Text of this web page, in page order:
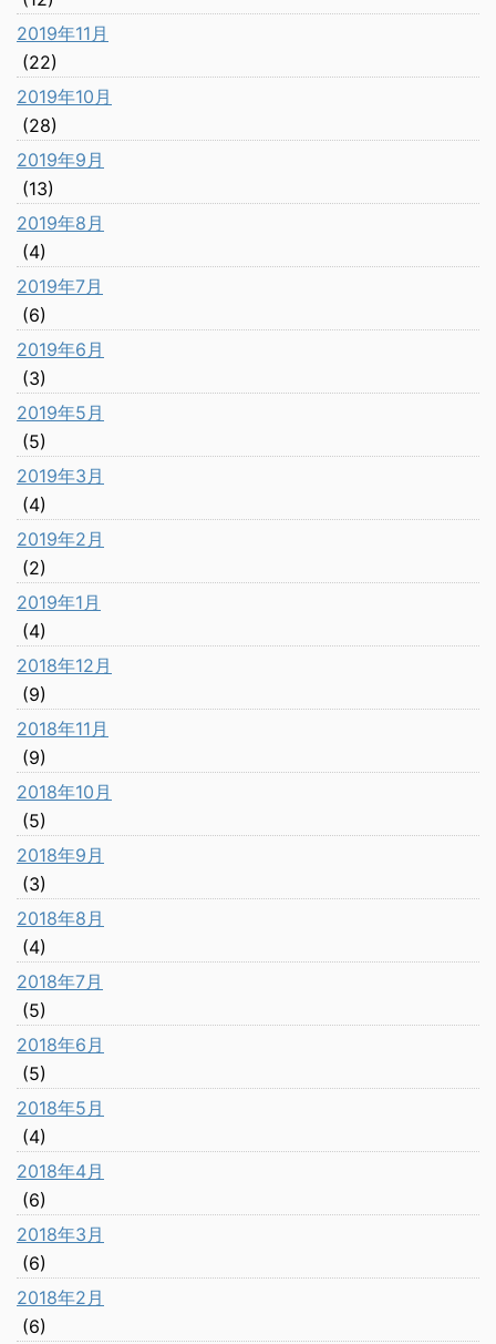
2019年11月
(22)
2019年10月
(28)
2019年9月
(13)
2019年8月
(4)
2019年7月
(6)
2019年6月
(3)
2019年5月
(5)
2019年3月
(4)
2019年2月
(2)
2019年1月
(4)
2018年12月
(9)
2018年11月
(9)
2018年10月
(5)
2018年9月
(3)
2018年8月
(4)
2018年7月
(5)
2018年6月
(5)
2018年5月
(4)
2018年4月
(6)
2018年3月
(6)
2018年2月
(6)